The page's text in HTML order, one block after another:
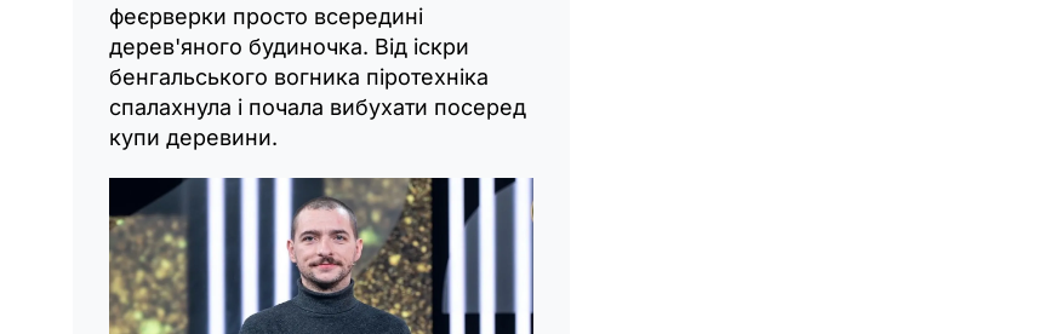
феєрверки просто всередині
дерев'яного будиночка. Від іскри
бенгальського вогника піротехніка
спалахнула і почала вибухати посеред
купи деревини.